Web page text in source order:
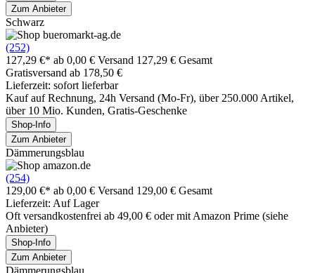
Zum Anbieter
Schwarz
(252)
127,29 €* ab 0,00 € Versand 127,29 € Gesamt
Gratisversand ab 178,50 €
Lieferzeit: sofort lieferbar
Kauf auf Rechnung, 24h Versand (Mo-Fr), über 250.000 Artikel,
über 10 Mio. Kunden, Gratis-Geschenke
Shop-Info
Zum Anbieter
Dämmerungsblau
(254)
129,00 €* ab 0,00 € Versand 129,00 € Gesamt
Lieferzeit: Auf Lager
Oft versandkostenfrei ab 49,00 € oder mit Amazon Prime (siehe
Anbieter)
Shop-Info
Zum Anbieter
Dämmerungsblau